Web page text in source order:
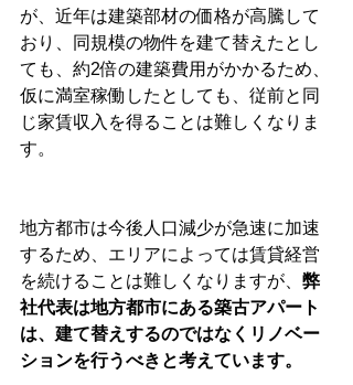
が、近年は建築部材の価格が高騰して
おり、同規模の物件を建て替えたとし
ても、約2倍の建築費用がかかるため、
仮に満室稼働したとしても、従前と同
じ家賃収入を得ることは難しくなりま
す。
地方都市は今後人口減少が急速に加速
するため、エリアによっては賃貸経営
を続けることは難しくなりますが、 弊
社代表は地方都市にある築古アパート
は、建て替えするのではなくリノベー
ションを行うべきと考えています。